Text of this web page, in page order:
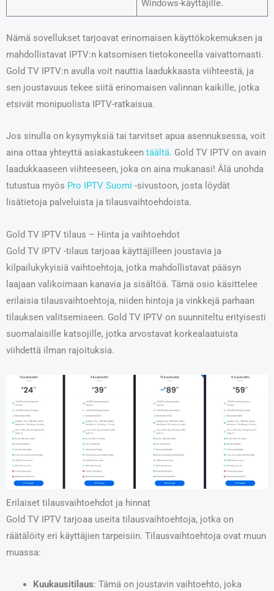
Windows-käyttäjille.
Nämä sovellukset tarjoavat erinomaisen käyttökokemuksen ja
mahdollistavat IPTV:n katsomisen tietokoneella vaivattomasti.
Gold TV IPTV:n avulla voit nauttia laadukkaasta viihteestä, ja
sen joustavuus tekee siitä erinomaisen valinnan kaikille, jotka
etsivät monipuolista IPTV-ratkaisua.
Jos sinulla on kysymyksiä tai tarvitset apua asennuksessa, voit
aina ottaa yhteyttä asiakastukeen täältä. Gold TV IPTV on avain
laadukkaaseen viihteeseen, joka on aina mukanasi! Älä unohda
tutustua myös Pro IPTV Suomi -sivustoon, josta löydät
lisätietoja palveluista ja tilausvaihtoehdoista.
Gold TV IPTV tilaus – Hinta ja vaihtoehdot
Gold TV IPTV -tilaus tarjoaa käyttäjilleen joustavia ja
kilpailukykyisiä vaihtoehtoja, jotka mahdollistavat pääsyn
laajaan valikoimaan kanavia ja sisältöä. Tämä osio käsittelee
erilaisia tilausvaihtoehtoja, niiden hintoja ja vinkkejä parhaan
tilauksen valitsemiseen. Gold TV IPTV on suunniteltu erityisesti
suomalaisille katsojille, jotka arvostavat korkealaatuista
viihdettä ilman rajoituksia.
Erilaiset tilausvaihtoehdot ja hinnat
Gold TV IPTV tarjoaa useita tilausvaihtoehtoja, jotka on
räätälöity eri käyttäjien tarpeisiin. Tilausvaihtoehtoja ovat muun
muassa:
Kuukausitilaus: Tämä on joustavin vaihtoehto, joka